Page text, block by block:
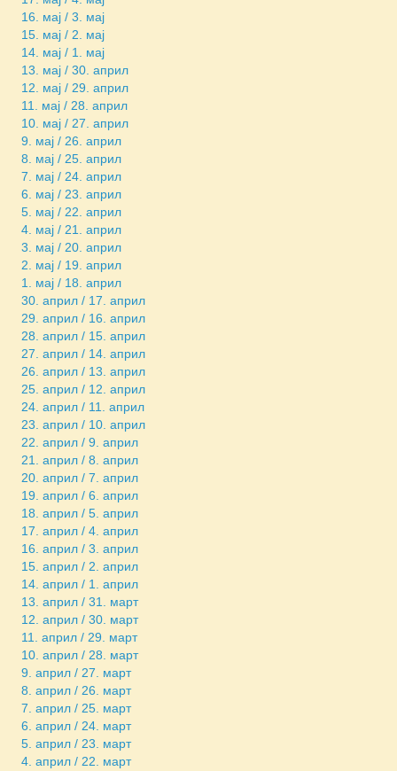
16. мај / 3. мај
15. мај / 2. мај
14. мај / 1. мај
13. мај / 30. април
12. мај / 29. април
11. мај / 28. април
10. мај / 27. април
9. мај / 26. април
8. мај / 25. април
7. мај / 24. април
6. мај / 23. април
5. мај / 22. април
4. мај / 21. април
3. мај / 20. април
2. мај / 19. април
1. мај / 18. април
30. април / 17. април
29. април / 16. април
28. април / 15. април
27. април / 14. април
26. април / 13. април
25. април / 12. април
24. април / 11. април
23. април / 10. април
22. април / 9. април
21. април / 8. април
20. април / 7. април
19. април / 6. април
18. април / 5. април
17. април / 4. април
16. април / 3. април
15. април / 2. април
14. април / 1. април
13. април / 31. март
12. април / 30. март
11. април / 29. март
10. април / 28. март
9. април / 27. март
8. април / 26. март
7. април / 25. март
6. април / 24. март
5. април / 23. март
4. април / 22. март